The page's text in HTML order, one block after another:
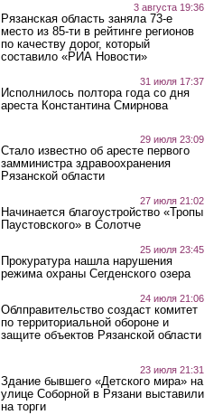
3 августа 19:36
Рязанская область заняла 73-е
место из 85-ти в рейтинге регионов
по качеству дорог, который
составило «РИА Новости»
31 июля 17:37
Исполнилось полтора года со дня
ареста Константина Смирнова
29 июля 23:09
Стало известно об аресте первого
замминистра здравоохранения
Рязанской области
27 июля 21:02
Начинается благоустройство «Тропы
Паустовского» в Солотче
25 июля 23:45
Прокуратура нашла нарушения
режима охраны Сегденского озера
24 июля 21:06
Облправительство создаст комитет
по территориальной обороне и
защите объектов Рязанской области
23 июля 21:31
Здание бывшего «Детского мира» на
улице Соборной в Рязани выставили
на торги